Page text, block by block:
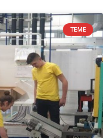
TEME